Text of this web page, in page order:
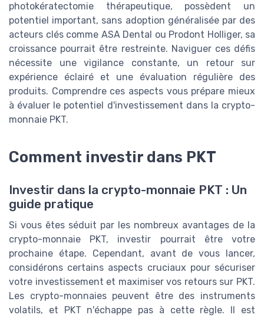
photokératectomie thérapeutique, possèdent un
potentiel important, sans adoption généralisée par des
acteurs clés comme ASA Dental ou Prodont Holliger, sa
croissance pourrait être restreinte. Naviguer ces défis
nécessite une vigilance constante, un retour sur
expérience éclairé et une évaluation régulière des
produits. Comprendre ces aspects vous prépare mieux
à évaluer le potentiel d'investissement dans la crypto-
monnaie PKT.
Comment investir dans PKT
Investir dans la crypto-monnaie PKT : Un
guide pratique
Si vous êtes séduit par les nombreux avantages de la
crypto-monnaie PKT, investir pourrait être votre
prochaine étape. Cependant, avant de vous lancer,
considérons certains aspects cruciaux pour sécuriser
votre investissement et maximiser vos retours sur PKT.
Les crypto-monnaies peuvent être des instruments
volatils, et PKT n'échappe pas à cette règle. Il est